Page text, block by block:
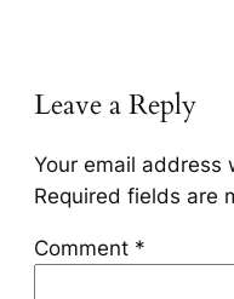
Leave a Reply
Your email address
Required fields are
Comment *